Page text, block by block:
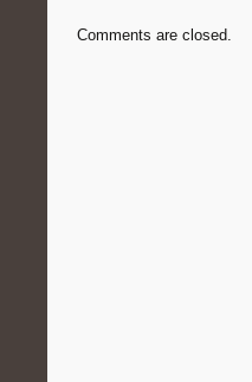
Comments are closed.